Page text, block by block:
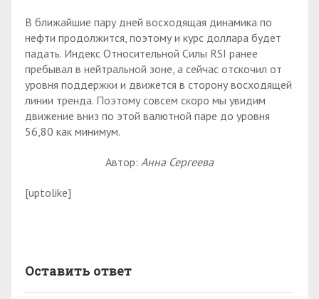
В ближайшие пару дней восходящая динамика по
нефти продолжится, поэтому и курс доллара будет
падать. Индекс Относительной Силы RSI ранее
пребывал в нейтральной зоне, а сейчас отскочил от
уровня поддержки и движется в сторону восходящей
линии тренда. Поэтому совсем скоро мы увидим
движение вниз по этой валютной паре до уровня
56,80 как минимум.
Автор: Анна Сергеева
[uptolike]
Оставить ответ